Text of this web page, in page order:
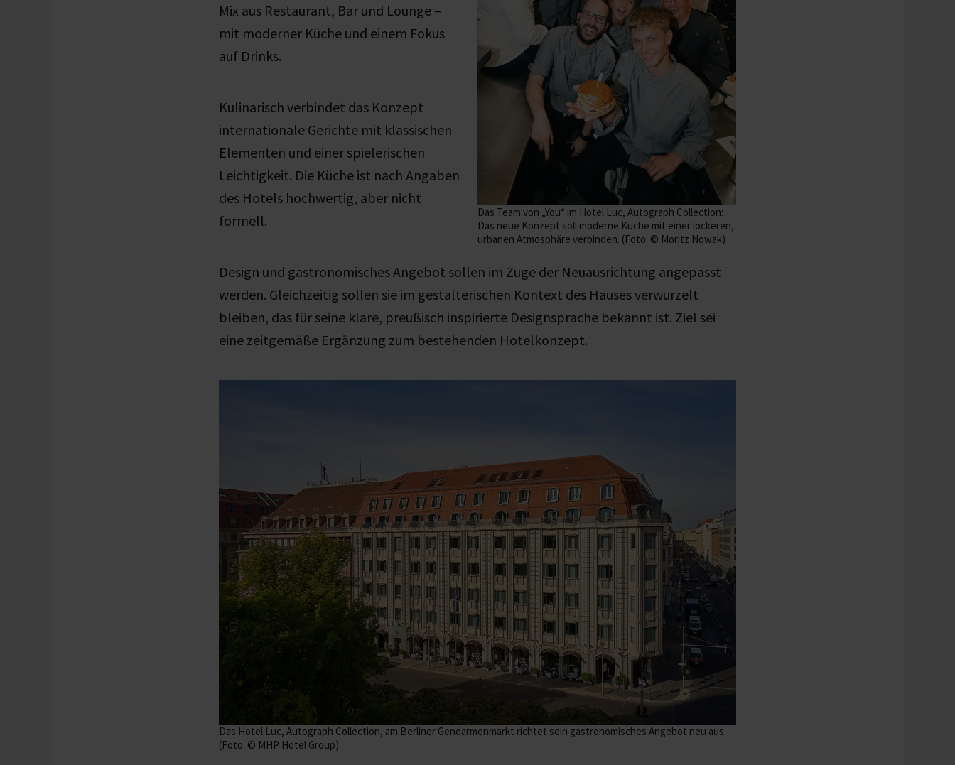
Das Team von „You“ im Hotel Luc, Autograph Collection:
Das neue Konzept soll moderne Küche mit einer lockeren,
urbanen Atmosphäre verbinden. (Foto: © Moritz Nowak)
Mix aus Restaurant, Bar und Lounge –
mit moderner Küche und einem Fokus
auf Drinks.
Kulinarisch verbindet das Konzept
internationale Gerichte mit klassischen
Elementen und einer spielerischen
Leichtigkeit. Die Küche ist nach Angaben
des Hotels hochwertig, aber nicht
formell.
Design und gastronomisches Angebot sollen im Zuge der Neuausrichtung angepasst
werden. Gleichzeitig sollen sie im gestalterischen Kontext des Hauses verwurzelt
bleiben, das für seine klare, preußisch inspirierte Designsprache bekannt ist. Ziel sei
eine zeitgemäße Ergänzung zum bestehenden Hotelkonzept.
Das Hotel Luc, Autograph Collection, am Berliner Gendarmenmarkt richtet sein gastronomisches Angebot neu aus.
(Foto: © MHP Hotel Group)